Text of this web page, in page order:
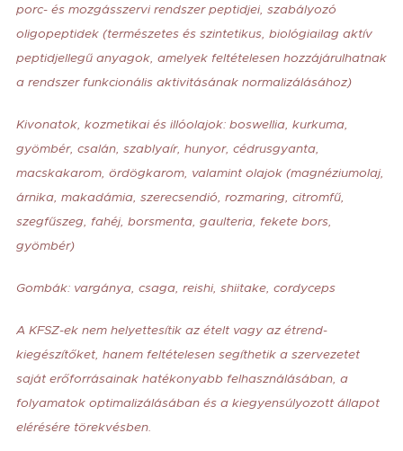
porc- és mozgásszervi rendszer peptidjei, szabályozó
oligopeptidek (természetes és szintetikus, biológiailag aktív
peptidjellegű anyagok, amelyek feltételesen hozzájárulhatnak
a rendszer funkcionális aktivitásának normalizálásához)
Kivonatok, kozmetikai és illóolajok: boswellia, kurkuma,
gyömbér, csalán, szablyaír, hunyor, cédrusgyanta,
macskakarom, ördögkarom, valamint olajok (magnéziumolaj,
árnika, makadámia, szerecsendió, rozmaring, citromfű,
szegfűszeg, fahéj, borsmenta, gaulteria, fekete bors,
gyömbér)
Gombák: vargánya, csaga, reishi, shiitake, cordyceps
A KFSZ-ek nem helyettesítik az ételt vagy az étrend-
kiegészítőket, hanem feltételesen segíthetik a szervezetet
saját erőforrásainak hatékonyabb felhasználásában, a
folyamatok optimalizálásában és a kiegyensúlyozott állapot
elérésére törekvésben.